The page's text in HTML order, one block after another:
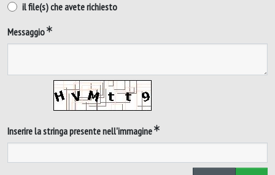
il file(s) che avete richiesto
Messaggio
Inserire la stringa presente nell'immagine